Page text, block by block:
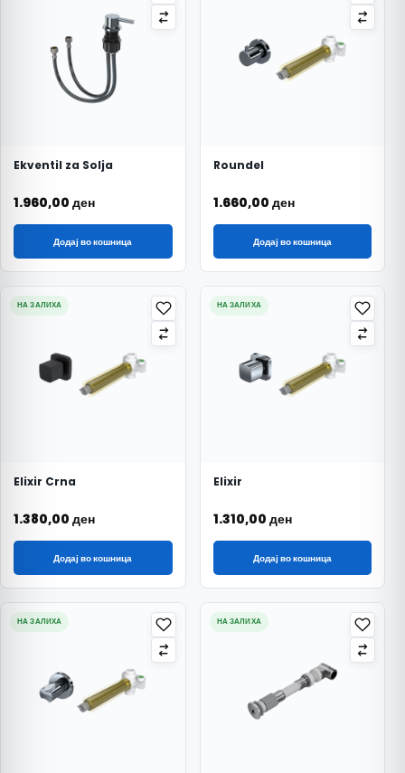
Ekventil za Solja
1.960,00 ден
Додај во кошница
Roundel
1.660,00 ден
Додај во кошница
НА ЗАЛИХА
Elixir Crna
1.380,00 ден
Додај во кошница
НА ЗАЛИХА
Elixir
1.310,00 ден
Додај во кошница
НА ЗАЛИХА НА ЗАЛИХА